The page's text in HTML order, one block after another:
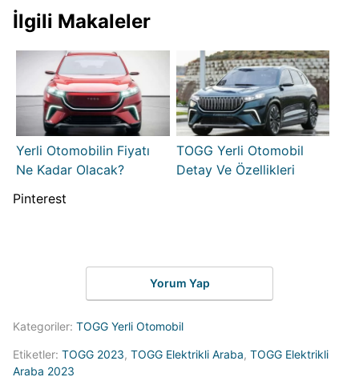
İlgili Makaleler
Yerli Otomobilin Fiyatı
Ne Kadar Olacak?
TOGG Yerli Otomobil
Detay Ve Özellikleri
Pinterest
Yorum Yap
Kategoriler: TOGG Yerli Otomobil
Etiketler: TOGG 2023, TOGG Elektrikli Araba, TOGG Elektrikli
Araba 2023